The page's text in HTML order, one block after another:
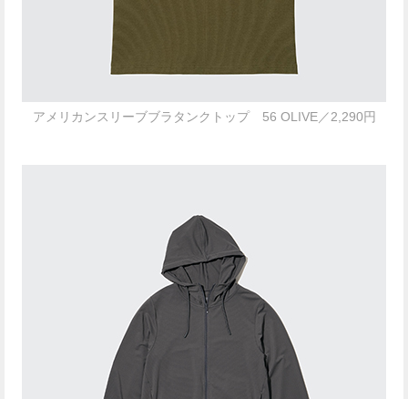
アメリカンスリーブブラタンクトップ 56 OLIVE／2,290円